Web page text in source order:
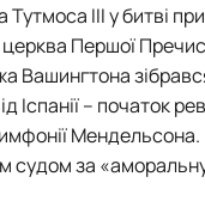
III у битві
Першої
Вашингтона
Іспанії – початок
Мендельсона.
за